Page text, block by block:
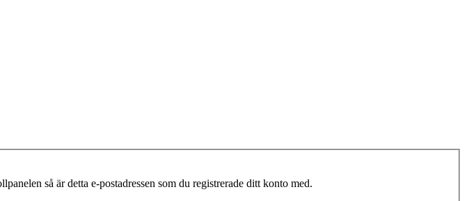
så är detta e-postadressen som du registrerade ditt konto med.